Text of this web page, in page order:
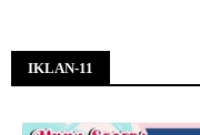
IKLAN-11